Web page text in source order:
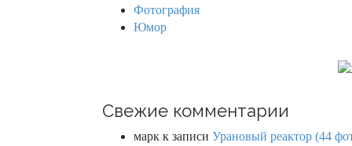
Фотография
Юмор
Свежие комментарии
марк к записи Урановый реактор (44